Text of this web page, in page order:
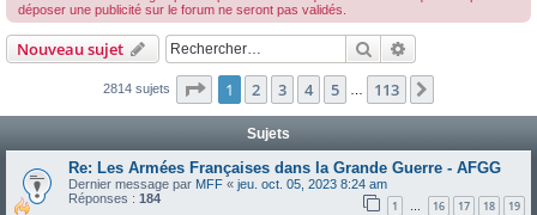
déposer une publicité sur le forum ne seront pas validés.
Nouveau sujet Rechercher
2814 sujets Page 1sur113
1 2 3 4 5 113
Sujets
Re: Les Armées Françaises dans la Grande Guerre - AFGG
Dernier message par MFF « jeu. oct. 05, 2023 8:24 am
Réponses : 184 1 … 16 17 18 19